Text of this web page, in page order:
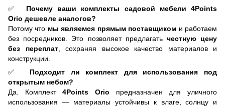
✅ Почему ваши комплекты садовой мебели 4Points
Orio дешевле аналогов?
Потому что мы являемся прямым поставщиком и работаем
без посредников. Это позволяет предлагать честную цену
без переплат, сохраняя высокое качество материалов и
конструкции.
✅ Подходит ли комплект для использования под
открытым небом?
Да. Комплект4Points Orio предназначен для уличного
использования — материалы устойчивы к влаге, солнцу и